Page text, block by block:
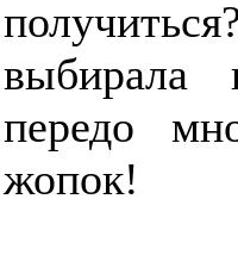
выбирала
передо
жопок!